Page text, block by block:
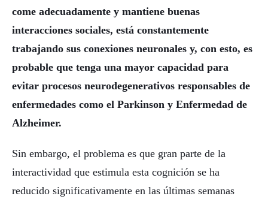
come adecuadamente y mantiene buenas
interacciones sociales, está constantemente
trabajando sus conexiones neuronales y, con esto, es
probable que tenga una mayor capacidad para
evitar procesos neurodegenerativos responsables de
enfermedades como el Parkinson y Enfermedad de
Alzheimer.
Sin embargo, el problema es que gran parte de la
interactividad que estimula esta cognición se ha
reducido significativamente en las últimas semanas